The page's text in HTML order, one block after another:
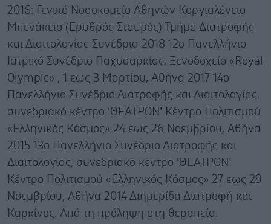
2016: Γενικό Νοσοκομείο Αθηνών Κοργιαλένειο
Μπενάκειο (Ερυθρός Σταυρός) Τμήμα Διατροφής
και Διαιτολογίας Συνέδρια 2018 12ο Πανελλήνιο
Ιατρικό Συνέδριο Παχυσαρκίας, Ξενοδοχείο «Royal
Olympic» , 1 εως 3 Μαρτίου, Αθήνα 2017 14ο
Πανελλήνιο Συνέδριο Διατροφής και Διαιτολογίας,
συνεδριακό κέντρο ‘ΘΕΑΤΡΟΝ’ Κέντρο Πολιτισμού
«Ελληνικός Κόσμος» 24 εως 26 Νοεμβρίου, Αθήνα
2015 13ο Πανελλήνιο Συνέδριο Διατροφής και
Διαιτολογίας, συνεδριακό κέντρο ‘ΘΕΑΤΡΟΝ’
Κέντρο Πολιτισμού «Ελληνικός Κόσμος» 27 εως 29
Νοεμβρίου, Αθήνα 2014 Διημερίδα Διατροφή και
Καρκίνος. Από τη πρόληψη στη θεραπεία.